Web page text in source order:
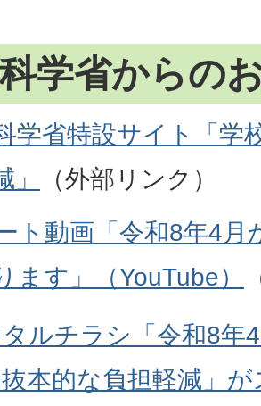
学省からの
学省特設サイト「学
（外部リンク）
ト動画「令和8年4月
ます」（YouTube）
ルチラシ「令和8年
本的な負担軽減」